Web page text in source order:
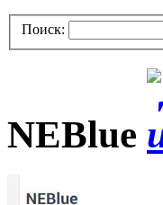
Поиск:
NEBlue